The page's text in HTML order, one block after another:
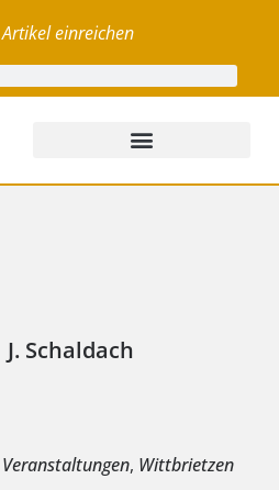
Artikel einreichen
J. Schaldach
Veranstaltungen, Wittbrietzen